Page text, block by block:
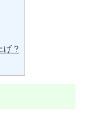
げ ?